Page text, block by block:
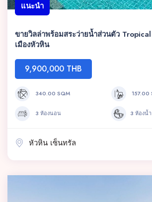
แนะนำ
ขายวิลล่าพร้อมสระว่ายน้ำส่วนตัว
เมืองหัวหิน
9,900,000 THB
340.00 SQM 157.00
3 ห้องนอน 3 ห้องน้ำ
หัวหิน เซ็นทรัล